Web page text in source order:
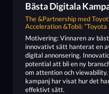
Bästa Digitala
The &Partnership med
Acceleration &Tobii:
Motivering: Vinnaren av
innovativt sätt hanterat en
digital annonsering.
potential att bli en ny
om attention och
kampanj har visat hur det
effektivt sätt.